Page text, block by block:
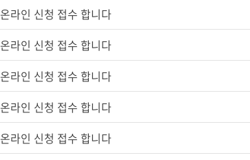
온라인 신청 접수 합니다
온라인 신청 접수 합니다
온라인 신청 접수 합니다
온라인 신청 접수 합니다
온라인 신청 접수 합니다